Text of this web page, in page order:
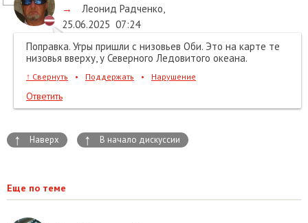
→
Леонид Радченко,
25.06.2025 07:24
Поправка. Угры пришли с низовьев Оби. Это на карте те
низовья вверху, у Северного Ледовитого океана.
↑ Свернуть • Поддержать • Нарушение
Ответить
↑ Наверх ↑ В начало дискуссии
Еще по теме